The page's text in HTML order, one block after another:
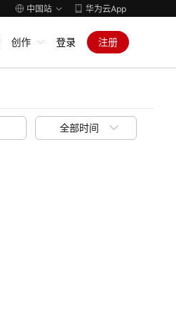
中国站 华为云App
创作 登录 注册
全部时间